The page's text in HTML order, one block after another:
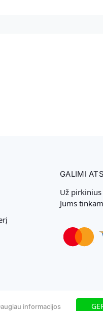
GALIMI
Už
Jums
informacijos